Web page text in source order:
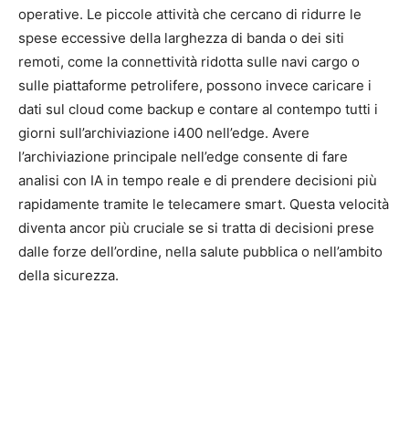
operative. Le piccole attività che cercano di ridurre le
spese eccessive della larghezza di banda o dei siti
remoti, come la connettività ridotta sulle navi cargo o
sulle piattaforme petrolifere, possono invece caricare i
dati sul cloud come backup e contare al contempo tutti i
giorni sull’archiviazione i400 nell’edge. Avere
l’archiviazione principale nell’edge consente di fare
analisi con IA in tempo reale e di prendere decisioni più
rapidamente tramite le telecamere smart. Questa velocità
diventa ancor più cruciale se si tratta di decisioni prese
dalle forze dell’ordine, nella salute pubblica o nell’ambito
della sicurezza.